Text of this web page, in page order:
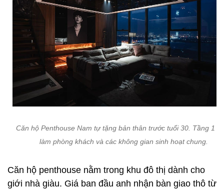
Căn hộ Penthouse Nam tự tặng bản thân trước tuổi 30. Tầng 1
làm phòng khách và các không gian sinh hoạt chung.
Căn hộ penthouse nằm trong khu đô thị dành cho
giới nhà giàu. Giá ban đầu anh nhận bàn giao thô từ